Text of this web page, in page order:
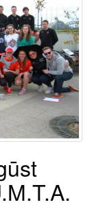
n
a
v
i
g
a
i
o